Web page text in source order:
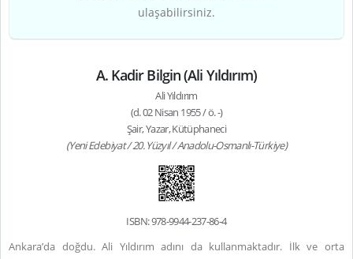
ulaşabilirsiniz.
A. Kadir Bilgin (Ali Yıldırım)
Ali Yıldırım
(d. 02 Nisan 1955 / ö. -)
Şair, Yazar, Kütüphaneci
(Yeni Edebiyat / 20. Yüzyıl / Anadolu-Osmanlı-Türkiye)
ISBN: 978-9944-237-86-4
Ankara’da doğdu. Ali Yıldırım adını da kullanmaktadır. İlk ve orta